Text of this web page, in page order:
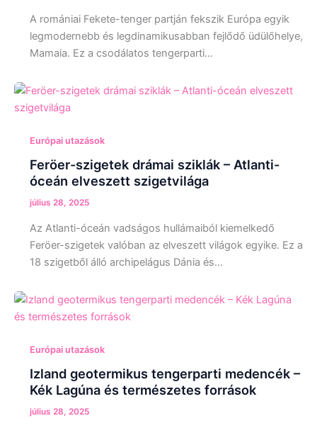
A romániai Fekete-tenger partján fekszik Európa egyik
legmodernebb és legdinamikusabban fejlődő üdülőhelye,
Mamaia. Ez a csodálatos tengerparti…
Európai utazások
Feröer-szigetek drámai sziklák – Atlanti-
óceán elveszett szigetvilága
július 28, 2025
Az Atlanti-óceán vadságos hullámaiból kiemelkedő
Feröer-szigetek valóban az elveszett világok egyike. Ez a
18 szigetből álló archipelágus Dánia és…
Európai utazások
Izland geotermikus tengerparti medencék –
Kék Lagúna és természetes források
július 28, 2025